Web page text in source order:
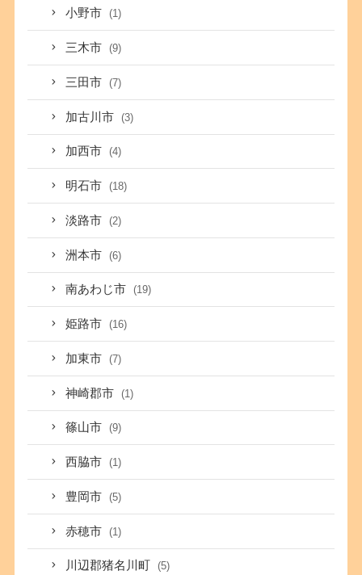
小野市 (1)
三木市 (9)
三田市 (7)
加古川市 (3)
加西市 (4)
明石市 (18)
淡路市 (2)
洲本市 (6)
南あわじ市 (19)
姫路市 (16)
加東市 (7)
神崎郡市 (1)
篠山市 (9)
西脇市 (1)
豊岡市 (5)
赤穂市 (1)
川辺郡猪名川町 (5)